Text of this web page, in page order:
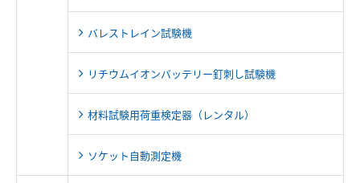
バレストレイン試験機
リチウムイオンバッテリー釘刺し試験機
材料試験用荷重検定器（レンタル）
ソケット自動測定機